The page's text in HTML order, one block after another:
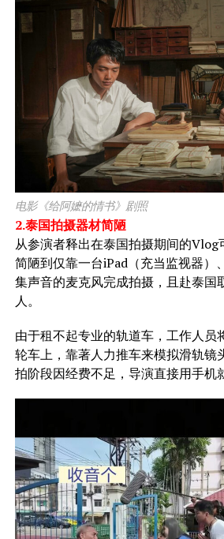
电影《给阿嬷的情书》剧照
2.泰国拍摄器材简陋
从参演者释出在泰国拍摄期间的Vlog
简陋到仅靠一台iPad（充当监视器）
集声音的麦克风完成拍摄，且赴泰国
人。
由于租不起专业的轨道车，工作人员
轮车上，靠著人力推车来模拟滑轨镜
拍阶段因经费不足，导演直接用手机